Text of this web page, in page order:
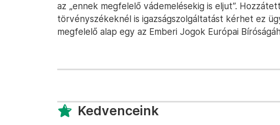
az „ennek megfelelő vádemelésekig is eljut”.
törvényszékeknél is igazságszolgáltatást kérhet ez
megfelelő alap egy az Emberi Jogok Európai
Kedvenceink